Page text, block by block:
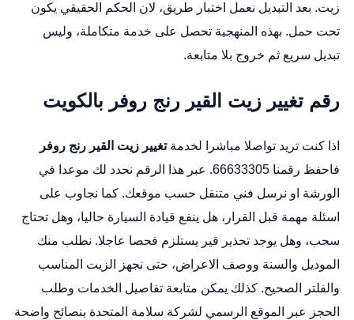
زيت. بعد التبديل نعمل اختبار طريق، لان الحكم الحقيقي يكون
تحت حمل. بهذه المنهجية تحصل على خدمة متكاملة، وليس
تبديل سريع ثم خروج بلا متابعة.
رقم تغيير زيت القير رنج روفر بالكويت
اذا كنت تريد تواصلا مباشرا لخدمةتغيير زيت القير رنج روفر
فاحفظ رقمنا 66633305. عبر هذا الرقم نحدد لك موعدا في
الورشة او نرسل فني متنقل حسب موقعك. كما نجاوب على
اسئلة مهمة قبل القرار، هل ينفع قيادة السيارة حاليا، وهل تحتاج
سحب، وهل يوجد تحذير قير يستلزم فحصا عاجلا. نطلب منك
الموديل والسنة ووصف الاعراض، حتى نجهز الزيت المناسب
والفلتر الصحيح. كذلك يمكن متابعة تفاصيل الخدمات وطلب
الحجز عبر
الموقع الرسمي لشركة سلامة المتحدة بنصائح واضحة